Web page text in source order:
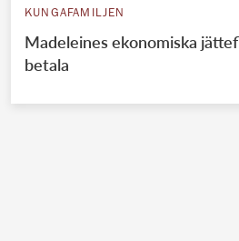
KUNGAFAMILJEN
Madeleines ekonomiska
betala